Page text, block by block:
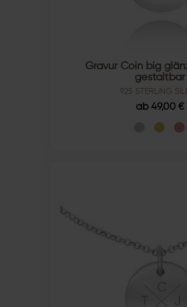
Gravur Coin big
gestaltbar
925 STERLING
ab 49,00 €